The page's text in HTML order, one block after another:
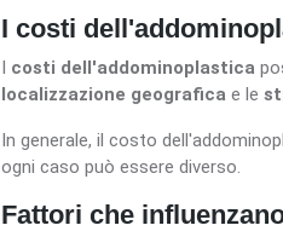
I costi
I costi dell'addominoplastica
localizzazione geografica e le
In generale, il costo
ogni caso può essere diverso.
Fattori che